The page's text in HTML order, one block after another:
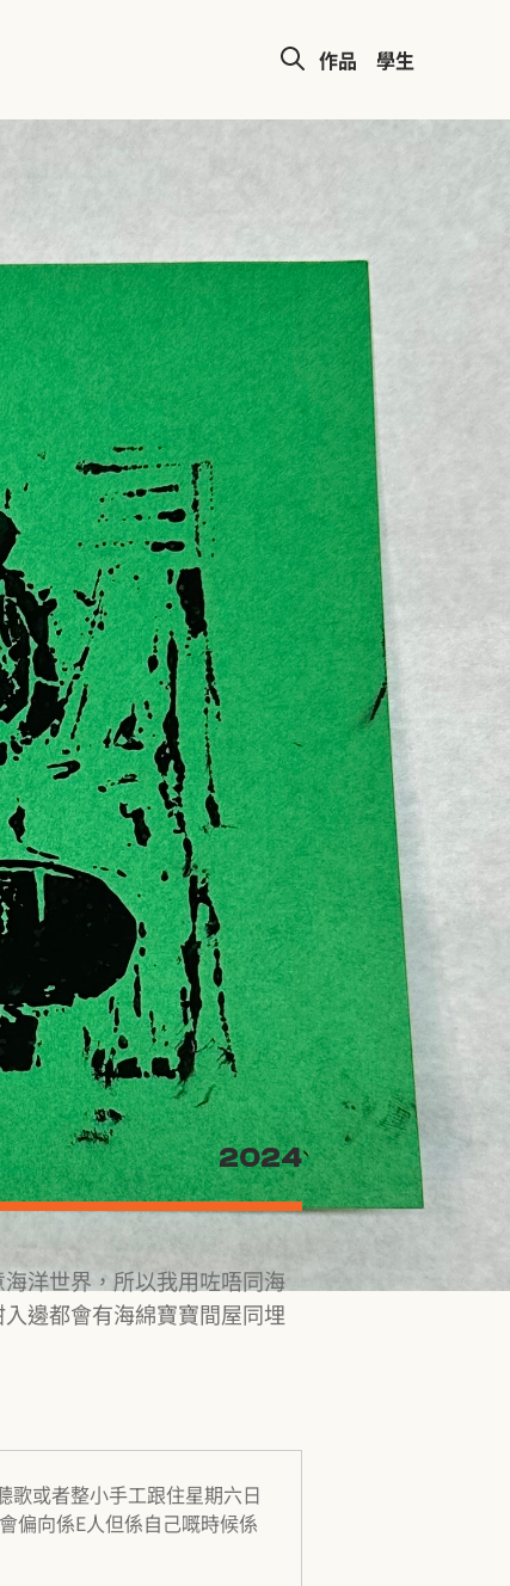
作品 學生
2024
洋世界，所以我用咗唔同海
邊都會有海綿寶寶間屋同埋
歌或者整小手工跟住星期六日
偏向係E人但係自己嘅時候係